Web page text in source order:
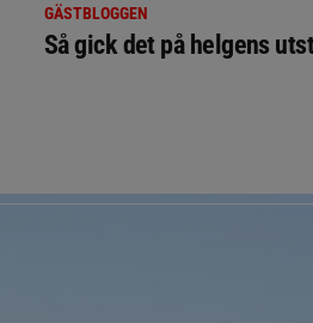
GÄSTBLOGGEN
Så gick det på helgens